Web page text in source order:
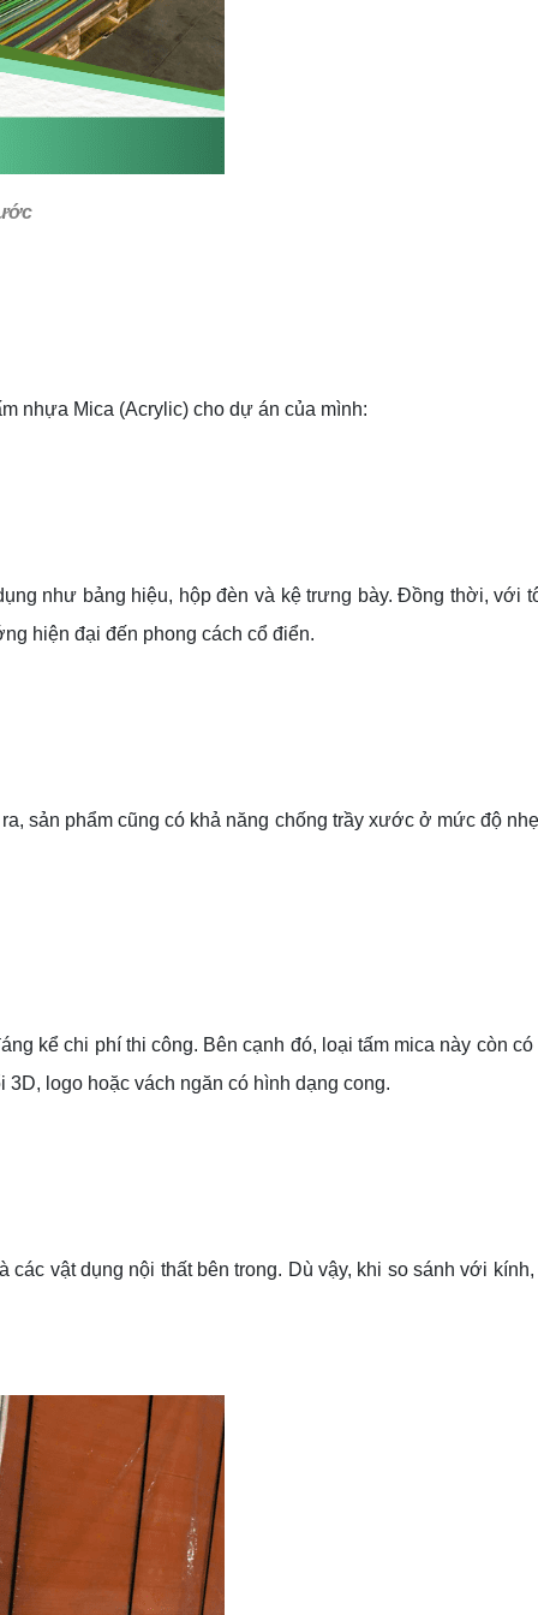
nhựa Mica (Acrylic) cho dự án của mình:
như bảng hiệu, hộp đèn và kệ trưng bày. Đồng thời, với
hiện đại đến phong cách cổ điển.
sản phẩm cũng có khả năng chống trầy xước ở mức độ
kể chi phí thi công. Bên cạnh đó, loại tấm mica này còn có
logo hoặc vách ngăn có hình dạng cong.
vật dụng nội thất bên trong. Dù vậy, khi so sánh với kính,